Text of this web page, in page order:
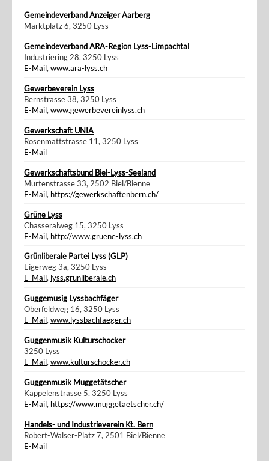
Gemeindeverband Anzeiger Aarberg
Marktplatz 6, 3250 Lyss
Gemeindeverband ARA-Region Lyss-Limpachtal
Industriering 28, 3250 Lyss
E-Mail, www.ara-lyss.ch
Gewerbeverein Lyss
Bernstrasse 38, 3250 Lyss
E-Mail, www.gewerbevereinlyss.ch
Gewerkschaft UNIA
Rosenmattstrasse 11, 3250 Lyss
E-Mail
Gewerkschaftsbund Biel-Lyss-Seeland
Murtenstrasse 33, 2502 Biel/Bienne
E-Mail, https://gewerkschaftenbern.ch/
Grüne Lyss
Chasseralweg 15, 3250 Lyss
E-Mail, http://www.gruene-lyss.ch
Grünliberale Partei Lyss (GLP)
Eigerweg 3a, 3250 Lyss
E-Mail, lyss.grunliberale.ch
Guggemusig Lyssbachfäger
Oberfeldweg 16, 3250 Lyss
E-Mail,www.lyssbachfaeger.ch
Guggenmusik Kulturschocker
3250 Lyss
E-Mail,www.kulturschocker.ch
Guggenmusik Muggetätscher
Kappelenstrasse 5, 3250 Lyss
E-Mail, https://www.muggetaetscher.ch/
Handels- und Industrieverein Kt. Bern
Robert-Walser-Platz 7, 2501 Biel/Bienne
E-Mail